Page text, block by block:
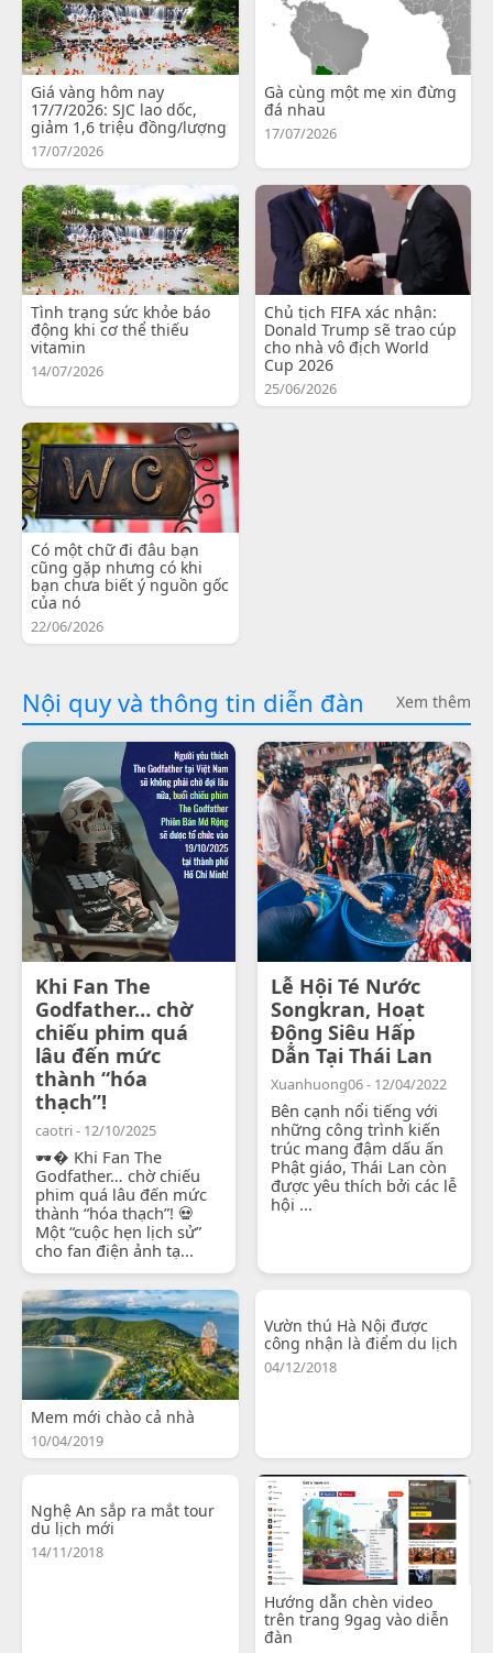
Giá vàng hôm nay
17/7/2026: SJC lao dốc,
giảm 1,6 triệu đồng/lượng
17/07/2026
Gà cùng một mẹ xin đừng
đá nhau
17/07/2026
Tình trạng sức khỏe báo
động khi cơ thể thiếu
vitamin
14/07/2026
Chủ tịch FIFA xác nhận:
Donald Trump sẽ trao cúp
cho nhà vô địch World
Cup 2026
25/06/2026
Có một chữ đi đâu bạn
cũng gặp nhưng có khi
bạn chưa biết ý nguồn gốc
của nó
22/06/2026
Nội quy và thông tin diễn đàn Xem thêm
Khi Fan The
Godfather… chờ
chiếu phim quá
lâu đến mức
thành “hóa
thạch”!
caotri - 12/10/2025
🕶� Khi Fan The
Godfather… chờ chiếu
phim quá lâu đến mức
thành “hóa thạch”! 💀
Một “cuộc hẹn lịch sử”
cho fan điện ảnh tạ...
Lễ Hội Té Nước
Songkran, Hoạt
Động Siêu Hấp
Dẫn Tại Thái Lan
Xuanhuong06 - 12/04/2022
Bên cạnh nổi tiếng với
những công trình kiến
trúc mang đậm dấu ấn
Phật giáo, Thái Lan còn
được yêu thích bởi các lễ
hội ...
Mem mới chào cả nhà
10/04/2019
Vườn thú Hà Nội được
công nhận là điểm du lịch
04/12/2018
Nghệ An sắp ra mắt tour
du lịch mới
14/11/2018
Hướng dẫn chèn video
trên trang 9gag vào diễn
đàn